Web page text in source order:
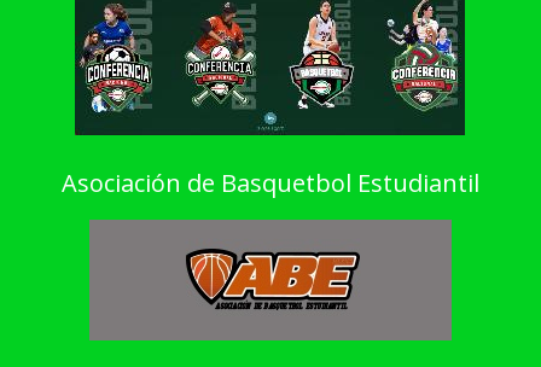
Asociación de Basquetbol Estudiantil